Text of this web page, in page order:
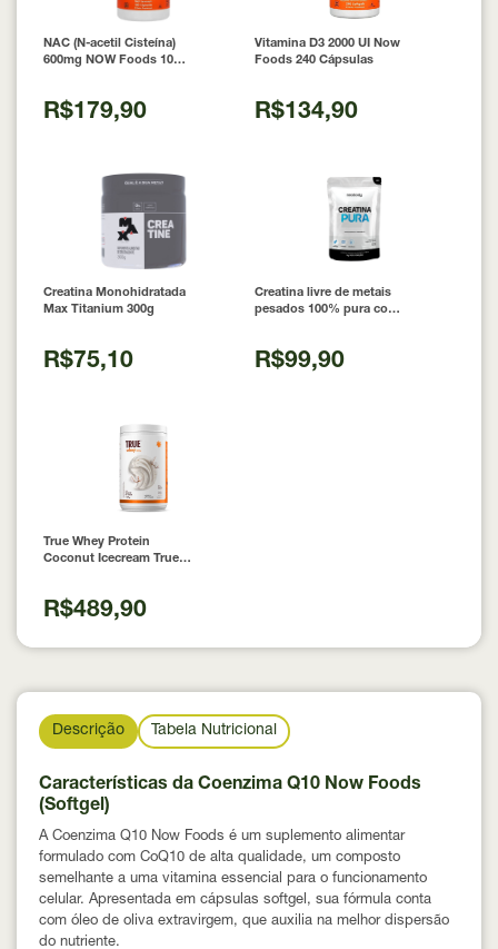
NAC (N-acetil Cisteína)
600mg NOW Foods 100
R$179,90
Vitamina D3 2000 UI Now
Foods 240 Cápsulas
R$134,90
Creatina Monohidratada
Max Titanium 300g
R$75,10
Creatina livre de metais
pesados 100% pura com
R$99,90
True Whey Protein
Coconut Icecream True
R$489,90
Descrição Tabela Nutricional
Características da Coenzima Q10 Now Foods
(Softgel)
A Coenzima Q10 Now Foods é um suplemento alimentar
formulado com CoQ10 de alta qualidade, um composto
semelhante a uma vitamina essencial para o funcionamento
celular. Apresentada em cápsulas softgel, sua fórmula conta
com óleo de oliva extravirgem, que auxilia na melhor dispersão
do nutriente.